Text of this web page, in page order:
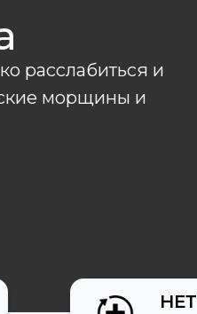
НЕТ
расслабиться и
морщины и